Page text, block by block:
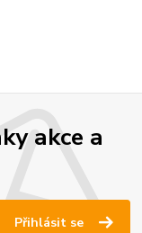
akce a
Přihlásit se